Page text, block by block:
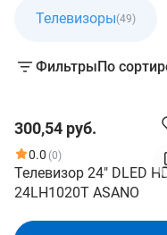
Телевизоры(49)
ФильтрыПо
300,54 руб.
0.0 (0)
Телевизор 24" DLED
24LH1020T ASANO